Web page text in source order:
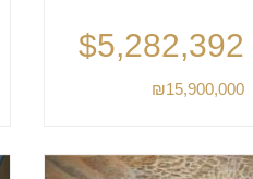
$5,282,392
₪15,900,000